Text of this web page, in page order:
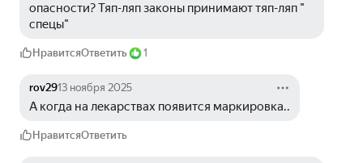
опасности? Тяп-ляп законы принимают тяп-ляп "
спецы"
НравитсяОтветить 1
rov2913 ноября 2025
А когда на лекарствах появится маркировка..
НравитсяОтветить